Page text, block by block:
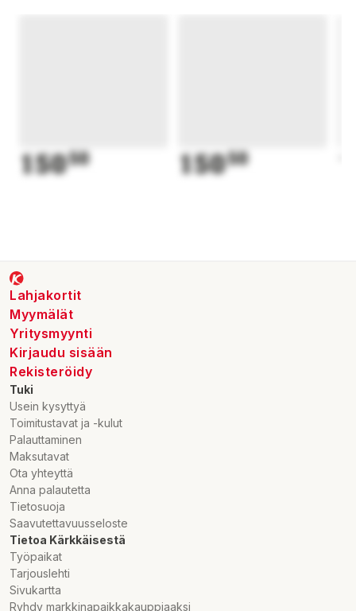
15050 15050
Lahjakortit
Myymälät
Yritysmyynti
Kirjaudu sisään
Rekisteröidy
Tuki
Usein kysyttyä
Toimitustavat ja -kulut
Palauttaminen
Maksutavat
Ota yhteyttä
Anna palautetta
Tietosuoja
Saavutettavuusseloste
Tietoa Kärkkäisestä
Työpaikat
Tarjouslehti
Sivukartta
Ryhdy markkinapaikkakauppiaaksi